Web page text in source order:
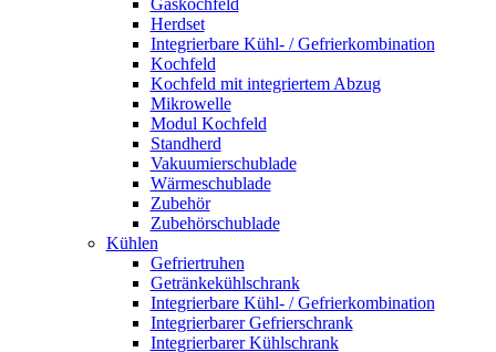
Gaskochfeld
Herdset
Integrierbare Kühl- / Gefrierkombination
Kochfeld
Kochfeld mit integriertem Abzug
Mikrowelle
Modul Kochfeld
Standherd
Vakuumierschublade
Wärmeschublade
Zubehör
Zubehörschublade
Kühlen
Gefriertruhen
Getränkekühlschrank
Integrierbare Kühl- / Gefrierkombination
Integrierbarer Gefrierschrank
Integrierbarer Kühlschrank